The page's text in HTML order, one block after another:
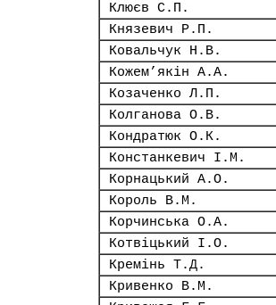
Клюєв С.П.
Князевич Р.П.
Ковальчук Н.В.
Кожем’якін А.А.
Козаченко Л.П.
Колганова О.В.
Кондратюк О.К.
Констанкевич І.М.
Корнацький А.О.
Король В.М.
Корчинська О.А.
Котвіцький І.О.
Кремінь Т.Д.
Кривенко В.М.